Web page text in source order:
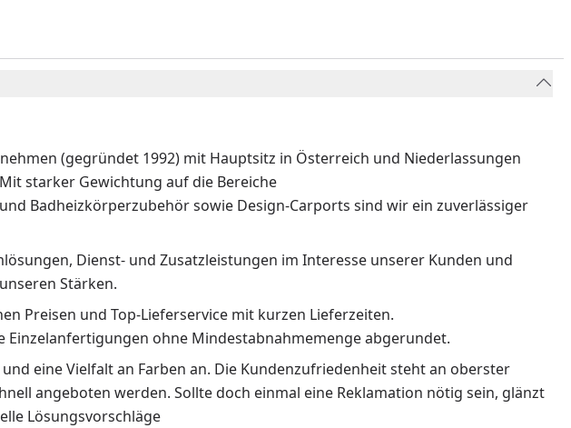
(gegründet 1992) mit Hauptsitz in Österreich und Niederlassungen
starker Gewichtung auf die Bereiche
Badheizkörperzubehör sowie Design-Carports sind wir ein zuverlässiger
Dienst- und Zusatzleistungen im Interesse unserer Kunden und
Stärken.
Preisen und Top-Lieferservice mit kurzen Lieferzeiten.
Einzelanfertigungen ohne Mindestabnahmemenge abgerundet.
eine Vielfalt an Farben an. Die Kundenzufriedenheit steht an oberster
angeboten werden. Sollte doch einmal eine Reklamation nötig sein, glänzt
Lösungsvorschläge